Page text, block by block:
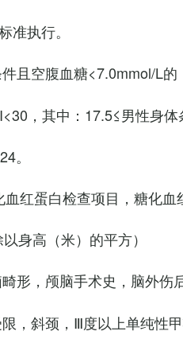
准执行。
且空腹血糖<7.0mmol/L的
，其中：17.5≤男性身体
。
红蛋白检查项目，糖化血
身高（米）的平方）
形，颅脑手术史，脑外伤
，斜颈，Ⅲ度以上单纯性